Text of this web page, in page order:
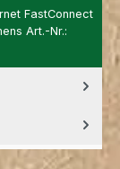
FastConnect
Art.-Nr.: